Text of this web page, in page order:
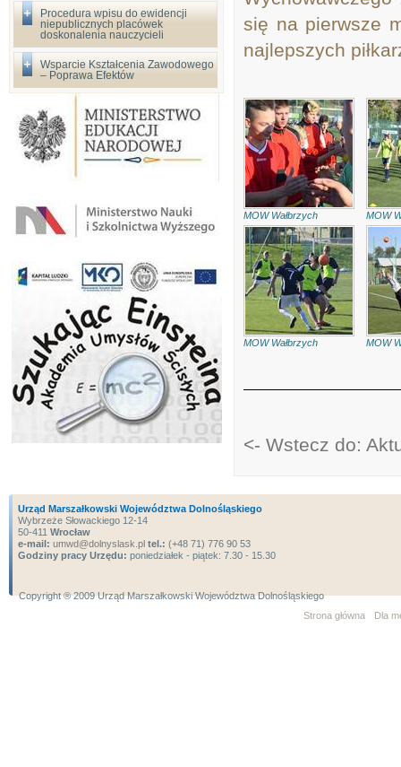
Procedura wpisu do ewidencji
niepublicznych placówek
doskonalenia nauczycieli
Wsparcie Kształcenia Zawodowego
– Poprawa Efektów
się na pierwsze
najlepszych
MOW Wałbrzych MOW
MOW Wałbrzych MOW
<- Wstecz do:
Urząd Marszałkowski Województwa Dolnośląskiego
Wybrzeże Słowackiego 12-14
50-411 Wrocław
e-mail: umwd@dolnyslask.pl tel.: (+48 71) 776 90 53
Godziny pracy Urzędu: poniedziałek - piątek: 7.30 - 15.30
Copyright ® 2009 Urząd Marszałkowski Województwa Dolnośląskiego
Strona główna
Dla